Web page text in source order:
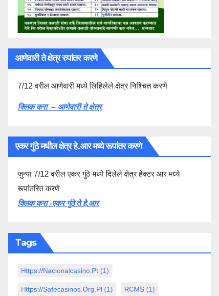
आणेवारी ते क्षेत्र रुपांतर करणे
7/12 वरील आणेवारी मध्ये लिहिलेले क्षेत्र निश्चित करणे
क्लिक करा – आणेवारी ते क्षेत्र
एकर गुंठे मधील क्षेत्र हे.आर मध्ये रूपांतर करणे
जुन्या 7/12 वरील एकर गुंठे मध्ये दिलेले क्षेत्र हेक्टर आर मध्ये
रूपांतरित करणे
क्लिक करा -एकर गुंठे ते हे.आर
Tags
Https://nacionalcasino.pt (1)
Https://safecasinos.org.pl (1) RCMS (1)